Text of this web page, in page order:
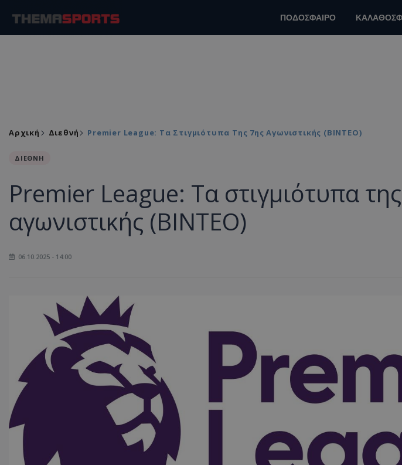
ΠΟΔΟΣΦΑΙΡΟ
Αρχική Διεθνή Premier League: Τα Στιγμιότυπα Της 7ης Αγωνιστικής (ΒΙΝΤΕΟ)
ΔΙΕΘΝΗ
Premier League: Τα στιγμιότυπα
αγωνιστικής (ΒΙΝΤΕΟ)
06.10.2025 - 14:00